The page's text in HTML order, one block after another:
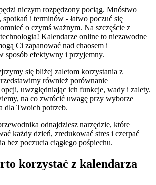
niczym rozpędzony pociąg. Mnóstwo
i terminów - łatwo poczuć się
o czymś ważnym. Na szczęście z
Kalendarze online to niezawodne
Ci zapanować nad chaosem i
sposób efektywny i przyjemny.
się bliżej zaletom korzystania z
również porównanie
uwzględniając ich funkcje, wady i zalety.
na co zwrócić uwagę przy wyborze
dla Twoich potrzeb.
odnajdziesz narzędzie, które
każdy dzień, zredukować stres i czerpać
bez poczucia ciągłego pośpiechu.
korzystać z kalendarza